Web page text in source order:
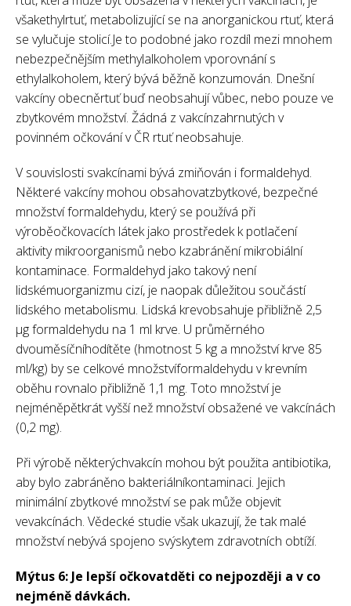
všakethylrtuť, metabolizující se na anorganickou rtuť, která
se vylučuje stolicí.Je to podobné jako rozdíl mezi mnohem
nebezpečnějším methylalkoholem vporovnání s
ethylalkoholem, který bývá běžně konzumován. Dnešní
vakcíny obecněrtuť buď neobsahují vůbec, nebo pouze ve
zbytkovém množství. Žádná z vakcínzahrnutých v
povinném očkování v ČR rtuť neobsahuje.
V souvislosti svakcínami bývá zmiňován i formaldehyd.
Některé vakcíny mohou obsahovatzbytkové, bezpečné
množství formaldehydu, který se používá při
výroběočkovacích látek jako prostředek k potlačení
aktivity mikroorganismů nebo kzabránění mikrobiální
kontaminace. Formaldehyd jako takový není
lidskémuorganizmu cizí, je naopak důležitou součástí
lidského metabolismu. Lidská krevobsahuje přibližně 2,5
µg formaldehydu na 1 ml krve. U průměrného
dvouměsíčníhodítěte (hmotnost 5 kg a množství krve 85
ml/kg) by se celkové množstvíformaldehydu v krevním
oběhu rovnalo přibližně 1,1 mg. Toto množství je
nejméněpětkrát vyšší než množství obsažené ve vakcínách
(0,2 mg).
Při výrobě některýchvakcín mohou být použita antibiotika,
aby bylo zabráněno bakteriálníkontaminaci. Jejich
minimální zbytkové množství se pak může objevit
vevakcínách. Vědecké studie však ukazují, že tak malé
množství nebývá spojeno svýskytem zdravotních obtíží.
Mýtus 6: Je lepší očkovatděti co nejpozději a v co
nejméně dávkách.